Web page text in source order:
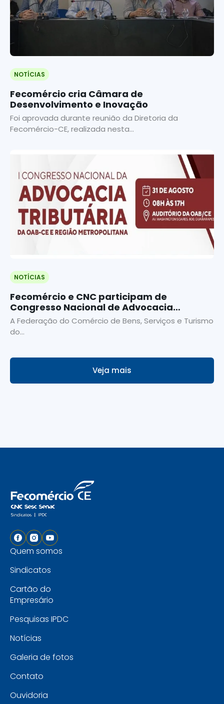
NOTÍCIAS
Fecomércio cria Câmara de
Desenvolvimento e Inovação
Foi aprovada durante reunião da Diretoria da
Fecomércio-CE, realizada nesta...
NOTÍCIAS
Fecomércio e CNC participam de
Congresso Nacional de Advocacia
Tributária da OAB Ceará
A Federação do Comércio de Bens, Serviços e Turismo
do...
Veja mais
Quem somos
Sindicatos
Cartão do
Empresário
Pesquisas IPDC
Notícias
Galeria de fotos
Contato
Ouvidoria